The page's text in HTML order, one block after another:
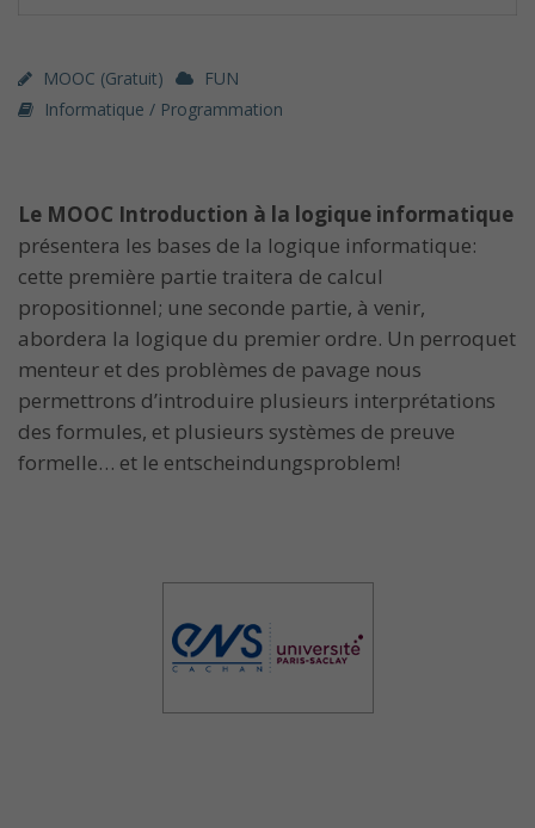
MOOC (gratuit)
FUN
Informatique / Programmation
Le MOOC Introduction à la logique informatique
présentera les bases de la logique informatique:
cette première partie traitera de calcul
propositionnel; une seconde partie, à venir,
abordera la logique du premier ordre. Un perroquet
menteur et des problèmes de pavage nous
permettrons d’introduire plusieurs interprétations
des formules, et plusieurs systèmes de preuve
formelle… et le entscheindungsproblem!